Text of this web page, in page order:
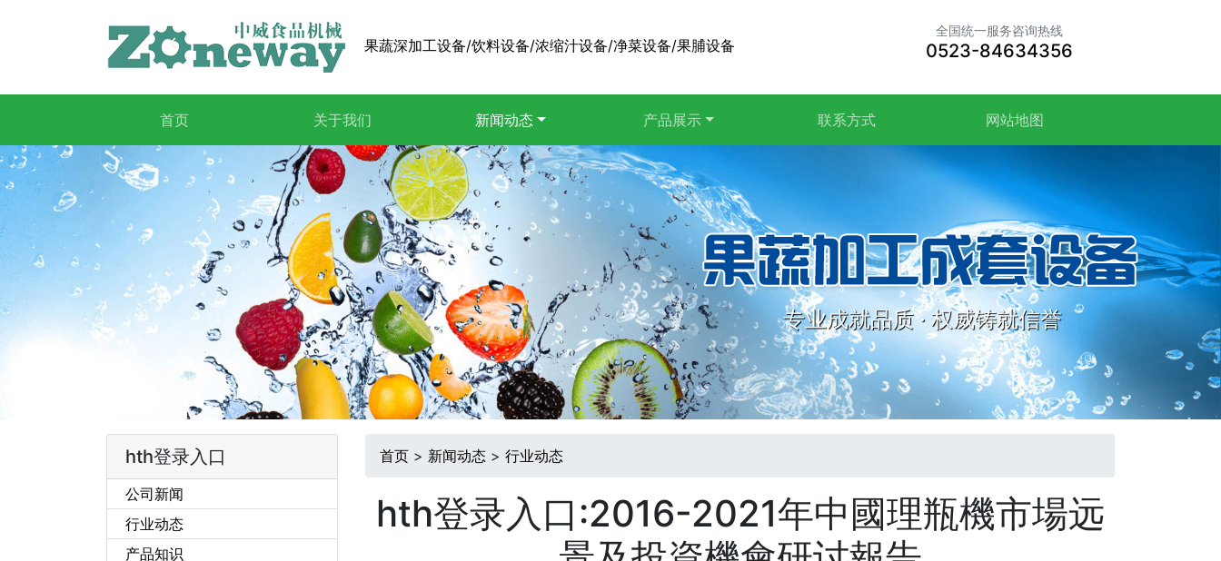
果蔬深加工设备/饮料设备/浓缩汁设备/净菜设备/果脯设备
全国统一服务咨询热线
0523-84634356
首页 关于我们 新闻动态 产品展示 联系方式 网站地图
专业成就品质 · 权威铸就信誉
hth登录入口
公司新闻
行业动态
产品知识
首页 > 新闻动态 > 行业动态
hth登录入口:2016-2021年中國理瓶機市場远